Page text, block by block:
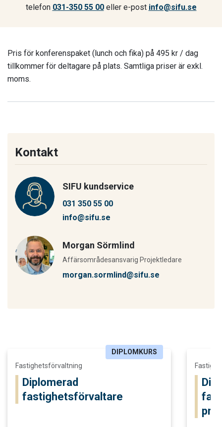
telefon 031-350 55 00eller e-post info@sifu.se
Pris för konferenspaket (lunch och fika) på 495 kr / dag
tillkommer för deltagare på plats. Samtliga priser är exkl.
moms.
Kontakt
SIFU kundservice
031 350 55 00
info@sifu.se
Morgan Sörmlind
Affärsområdesansvarig Projektledare
morgan.sormlind@sifu.se
Läs mer och boka Diplomerad fastighetsförvaltare
DIPLOMKURS
Fastighetsförvaltning
Diplomerad
fastighetsförvaltare